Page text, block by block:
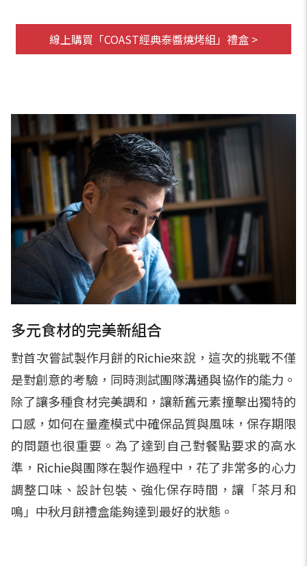
線上購買「COAST經典泰醬燒烤組」禮盒 >
多元食材的完美新組合
對首次嘗試製作月餅的Richie來說，這次的挑戰不僅
是對創意的考驗，同時測試團隊溝通與協作的能力。
除了讓多種食材完美調和，讓新舊元素撞擊出獨特的
口感，如何在量產模式中確保品質與風味，保存期限
的問題也很重要。為了達到自己對餐點要求的高水
準，Richie與團隊在製作過程中，花了非常多的心力
調整口味、設計包裝、強化保存時間，讓「茶月和
鳴」中秋月餅禮盒能夠達到最好的狀態。